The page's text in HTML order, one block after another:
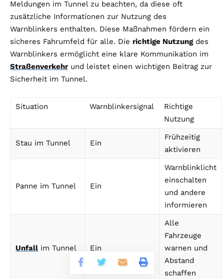
Meldungen im Tunnel zu beachten, da diese oft
zusätzliche Informationen zur Nutzung des
Warnblinkers enthalten. Diese Maßnahmen fördern ein
sicheres Fahrumfeld für alle. Die richtige Nutzungdes
Warnblinkers ermöglicht eine klare Kommunikation im
Straßenverkehrund leistet einen wichtigen Beitrag zur
Sicherheit im Tunnel.
Situation Warnblinkersignal
Richtige
Nutzung
Stau im Tunnel Ein
Frühzeitig
aktivieren
Panne im Tunnel Ein
Warnblinklicht
einschalten
und andere
informieren
Unfall im Tunnel Ein
Alle
Fahrzeuge
warnen und
Abstand
schaffen